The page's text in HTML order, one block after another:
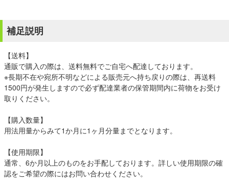
補足説明
【送料】
通販で購入の際は、送料無料でご自宅へ配達しております。
※長期不在や宛所不明などによる販売元へ持ち戻りの際は、再送料
1500円が発生しますので必ず配達業者の保管期間内に荷物をお受け
取りください。
【購入数量】
用法用量からみて1か月に1ヶ月分量までとなります。
【使用期限】
通常、6か月以上のものをお手配しております。詳しい使用期限の確
認をご希望の際にはお問い合わせください。